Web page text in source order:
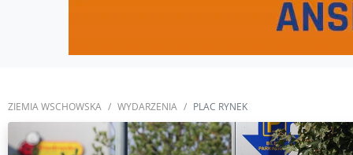
ZIEMIA WSCHOWSKA WYDARZENIA PLAC RYNEK